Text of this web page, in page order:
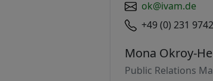
ok@ivam.de
+49 (0) 231
Mona Okroy-
Public Relations